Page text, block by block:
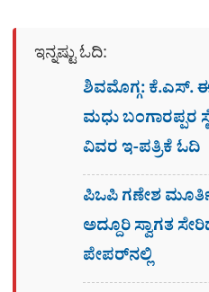
ಇನ್ನಷ್ಟು ಓದಿ:
ಶಿವಮೊಗ್ಗ: ಕೆ.ಎಸ್.
ಮಧು ಬಂಗಾರಪ್ಪರ
ವಿವರ ಇ-ಪತ್ರಿಕೆ ಓದಿ
ಪಿಒಪಿ ಗಣೇಶ
ಅದ್ದೂರಿ ಸ್ವಾಗತ
ಪೇಪರ್​ನಲ್ಲಿ